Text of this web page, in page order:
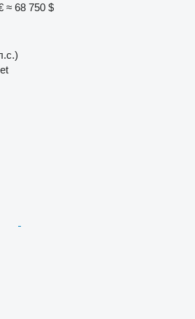
≈ 68 750 $